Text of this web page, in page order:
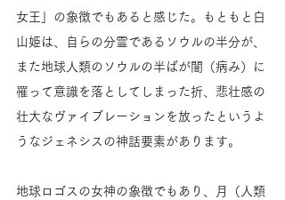
女王」の象徴でもあると感じた。もともと白
山姫は、自らの分霊であるソウルの半分が、
また地球人類のソウルの半ばが闇（病み）に
罹って意識を落としてしまった折、悲壮感の
壮大なヴァイブレーションを放ったというよ
うなジェネシスの神話要素があります。
地球ロゴスの女神の象徴でもあり、月（人類